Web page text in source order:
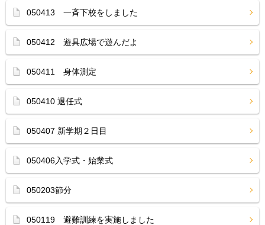
050413 一斉下校をしました
050412 遊具広場で遊んだよ
050411 身体測定
050410 退任式
050407 新学期２日目
050406入学式・始業式
050203節分
050119 避難訓練を実施しました